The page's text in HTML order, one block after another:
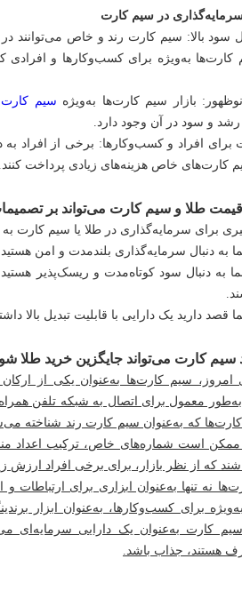
در سیم کارت
سود بالا: سیم کارت‌ رند و خاص می‌توانند
کارت‌ها به‌ویژه برای کسب‌وکارها و
بازار سیم کارت‌ها به‌ویژه سیم کارت‌ 0912
رشد و سود در آن وجود دارد.
برای افراد و کسب‌وکارها: برخی از افراد
کارت‌های خاص هزینه‌های زیادی پرداخت کنند.
طلا و سیم کارت می‌تواند بر
برای سرمایه‌گذاری در طلا یا سیم کارت
به دنبال سرمایه‌گذاری بلندمدت و امن
به دنبال سود کوتاه‌مدت و ریسک‌پذیر
قصد دارید یک دارایی با قابلیت تبدیل بالا
سیم کارت می‌تواند جایگزین خرید طلا
امروز، سیم کارت‌ها به‌عنوان یکی از
معمول برای اتصال به شبکه تلفن
که به‌عنوان سیم کارت‌ رند شناخته
ممکن است شماره‌های خاص، ترکیب اعداد
که از نظر بازار، برای برخی افراد ارزش
نه تنها به‌عنوان ابزاری برای ارتباطات
برای کسب‌وکارها، به‌عنوان ابزار
کارت به‌عنوان یک دارایی سرمایه‌ای
هستند، جذاب باشد.